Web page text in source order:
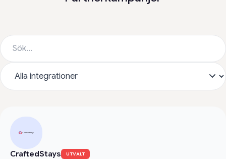
CraftedStays UTVALT